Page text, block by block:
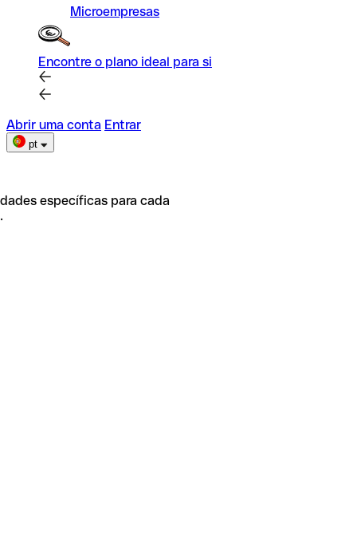
Microempresas
Encontre o plano ideal para si
Abrir uma conta Entrar
pt
específicas para cada